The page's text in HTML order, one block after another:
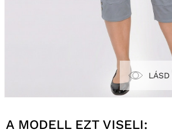
LÁSD
A MODELL EZT VISELI: